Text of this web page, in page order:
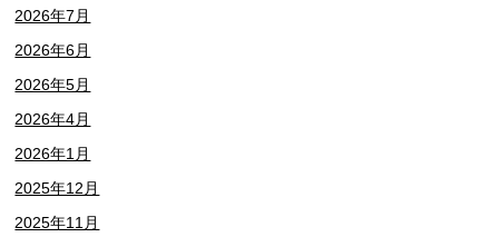
2026年7月
2026年6月
2026年5月
2026年4月
2026年1月
2025年12月
2025年11月